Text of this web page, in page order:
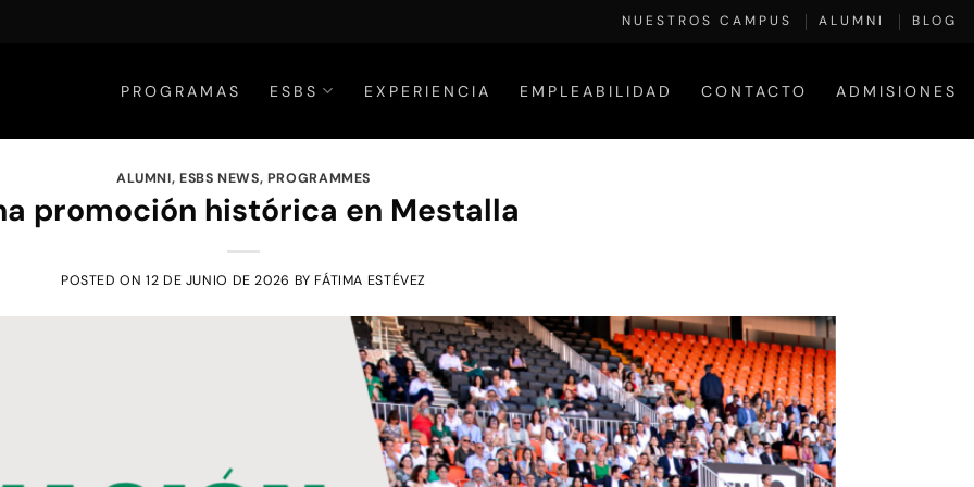
NUESTROS CAMPUS ALUMNI BLOG
PROGRAMAS ESBS EXPERIENCIA EMPLEABILIDAD CONTACTO ADMISIONES
ALUMNI, ESBS NEWS, PROGRAMMES
promoción histórica en Mestalla
POSTED ON12 DE JUNIO DE 2026 BY FÁTIMA ESTÉVEZ